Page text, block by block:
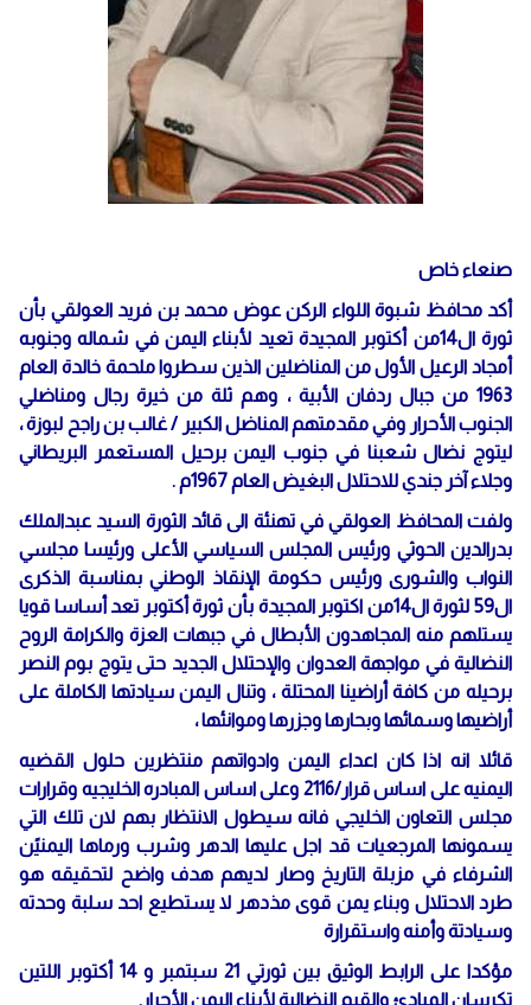
صنعاء خاص
أكد محافظ شبوة اللواء الركن عوض محمد بن فريد العولقي بأن
ثورة ال14من أكتوبر المجيدة تعيد لأبناء اليمن في شماله وجنوبه
أمجاد الرعيل الأول من المناضلين الذين سطروا ملحمة خالدة العام
1963 من جبال ردفان الأبية ، وهم ثلة من خيرة رجال ومناضلي
الجنوب الأحرار وفي مقدمتهم المناضل الكبير / غالب بن راجح لبوزة ،
ليتوج نضال شعبنا في جنوب اليمن برحيل المستعمر البريطاني
وجلاء آخر جندي للاحتلال البغيض العام 1967م .
ولفت المحافظ العولقي في تهنئة الى قائد الثورة السيد عبدالملك
بدرالدين الحوثي ورئيس المجلس السياسي الأعلى ورئيسا مجلسي
النواب والشورى ورئيس حكومة الإنقاذ الوطني بمناسبة الذكرى
ال59 لثورة ال14من اكتوبر المجيدة بأن ثورة أكتوبر تعد أساسا قويا
يستلهم منه المجاهدون الأبطال في جبهات العزة والكرامة الروح
النضالية في مواجهة العدوان والإحتلال الجديد حتى يتوج بوم النصر
برحيله من كافة أراضينا المحتلة ، وتنال اليمن سيادتها الكاملة على
أراضيها وسمائها وبحارها وجزرها وموانئها ،
قائلا انه اذا كان اعداء اليمن وادواتهم منتظرين حلول القضيه
اليمنيه على اساس قرار/2116 وعلى اساس المبادره الخليجيه وقرارات
مجلس التعاون الخليجي فانه سيطول الانتظار بهم لان تلك التي
يسمونها المرجعيات قد اجل عليها الدهر وشرب ورماها اليمنيًن
الشرفاء في مزبلة التاريخ وصار لديهم هدف واضح لتحقيقه هو
طرد الاحتلال وبناء يمن قوى مذدهر لا يستطيع احد سلبة وحدته
وسيادتة وأمنه واستقرارة
مؤكدا على الرابط الوثيق بين ثورتي 21 سبتمبر و 14 أكتوبر اللتين
تكرسان المبادئ والقيم النضالية لأبناء اليمن الأحرار.